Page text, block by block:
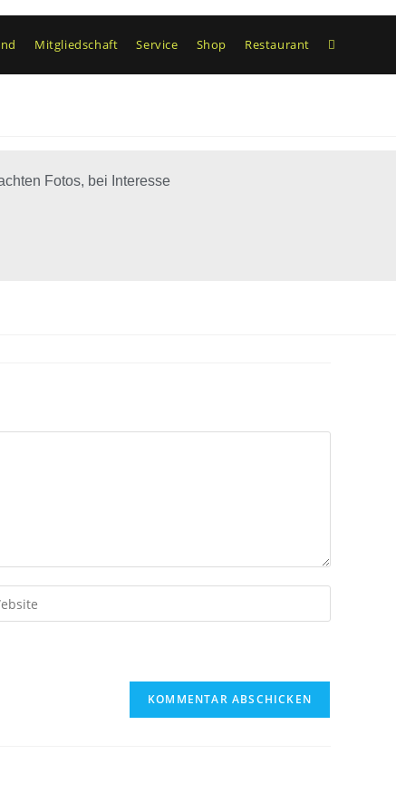
Mitgliedschaft Service Shop Restaurant
Fotos, bei Interesse